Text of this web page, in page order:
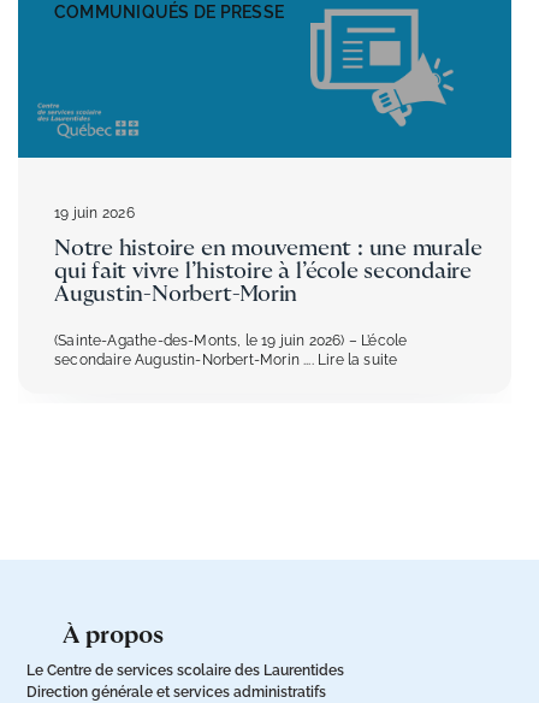
COMMUNIQUÉS DE PRESSE
19 juin 2026
Notre histoire en mouvement : une murale
qui fait vivre l’histoire à l’école secondaire
Augustin-Norbert-Morin
(Sainte-Agathe-des-Monts, le 19 juin 2026) – L’école
secondaire Augustin-Norbert-Morin.... Lire la suite
à propos
Le Centre de services scolaire des Laurentides
Direction générale et services administratifs